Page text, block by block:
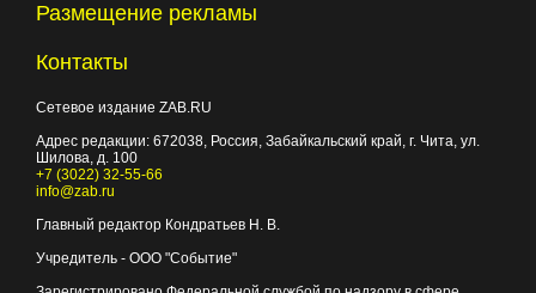
Размещение рекламы
Контакты
Сетевое издание ZAB.RU
Адрес редакции: 672038, Россия, Забайкальский край, г. Чита, ул.
Шилова, д. 100
+7 (3022) 32-55-66
info@zab.ru
Главный редактор Кондратьев Н. В.
Учредитель - ООО "Событие"